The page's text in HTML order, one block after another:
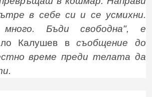
в себе си и се усмихни.
Бъди свободна", е
Калушев всъобщение до
време преди телата да